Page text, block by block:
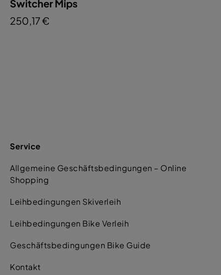
Switcher Mips
250,17 €
Service
Allgemeine Geschäftsbedingungen – Online
Shopping
Leihbedingungen Skiverleih
Leihbedingungen Bike Verleih
Geschäftsbedingungen Bike Guide
Kontakt